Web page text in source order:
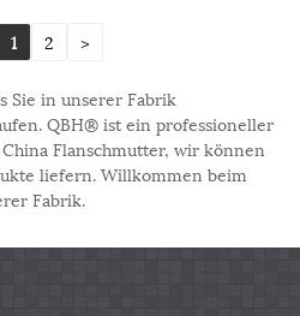
1 2 >
Sie in unserer Fabrik
QBH® ist ein professioneller
Flanschmutter, wir können
liefern. Willkommen beim
Fabrik.